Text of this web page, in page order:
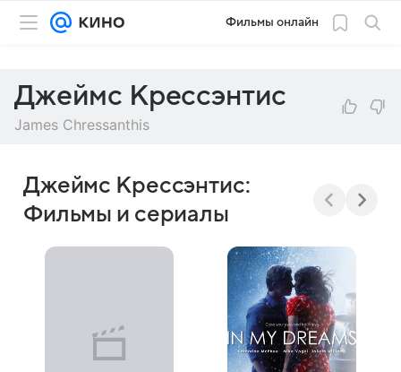
Фильмы онлайн
Джеймс Крессэнтис
James Chressanthis
Джеймс Крессэнтис:
Фильмы и сериалы